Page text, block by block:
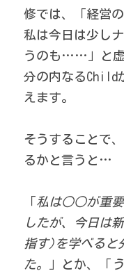
修では、「経営
私は今日は少し
うのも……」と虚
分の内なるChild
えます。
そうすることで
るかと言うと…
「私は○○が重要
したが、今日は
指す)を学べると
た。
」とか、「